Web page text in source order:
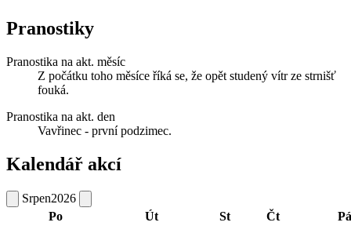
Pranostiky
Pranostika na akt. měsíc
Z počátku toho měsíce říká se, že opět studený vítr ze strnišť
fouká.
Pranostika na akt. den
Vavřinec - první podzimec.
Kalendář akcí
Srpen2026
Po
Út St Čt
Pá